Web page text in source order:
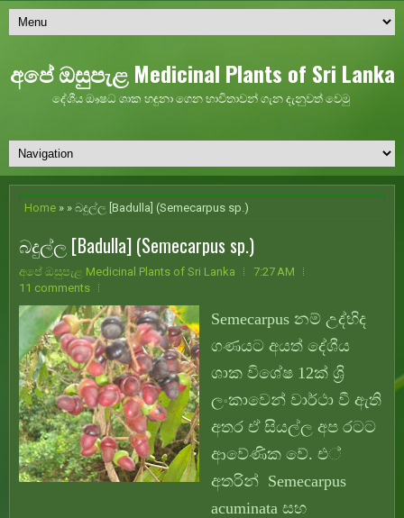
අපේ ඔසුපැළ Medicinal Plants of Sri Lanka
දේශීය ඖෂධ ශාක හඳුනා ගෙන භාවිතාවන් ගැන දැනුවත් වෙමු
Home » » බදුල්ල [Badulla] (Semecarpus sp.)
බදුල්ල [Badulla] (Semecarpus sp.)
අපේ ඔසුපැළ Medicinal Plants of Sri Lanka
7:27 AM
11 comments
Semecarpus නම් උද්භිද
ගණයට අයත් දේශීය
ශාක විශේෂ 12ක් ශ්‍රි
ලංකාවෙන් වාර්ථා වී ඇති
අතර ඒ සියල්ල අප රටට
ආවේණික වේ. එ්
අතරින් Semecarpus
acuminata සහ